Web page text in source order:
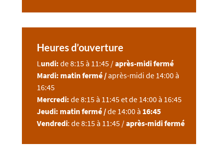
Heures d’ouverture
Lundi: de 8:15 à 11:45 /après-midi fermé
Mardi: matin fermé /après-midi de 14:00 à
16:45
Mercredi: de 8:15 à 11:45 et de 14:00 à 16:45
Jeudi: matin fermé /de 14:00 à 16:45
Vendredi: de 8:15 à 11:45 /après-midi fermé